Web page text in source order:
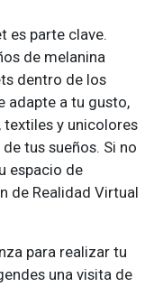
es parte clave.
de melanina
dentro de los
adapte a tu gusto,
textiles y unicolores
tus sueños. Si no
espacio de
de Realidad Virtual
para realizar tu
una visita de